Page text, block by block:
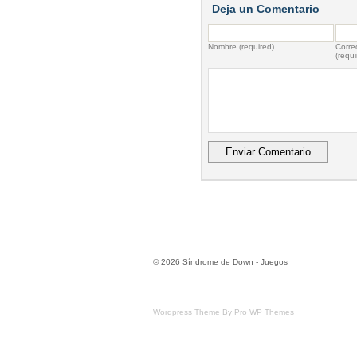
Deja un Comentario
Nombre (required)
© 2026 Síndrome de Down - Juegos
Wordpress Theme By Pro WP Themes